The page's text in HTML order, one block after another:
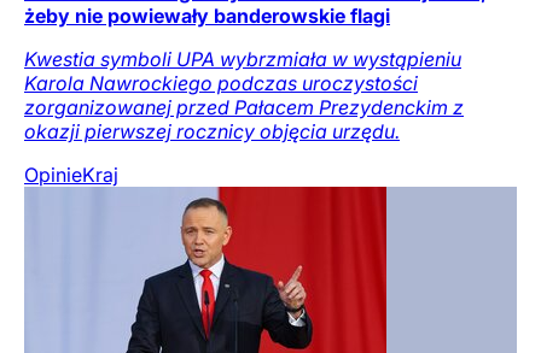
żeby nie powiewały banderowskie flagi
Kwestia symboli UPA wybrzmiała w wystąpieniu
Karola Nawrockiego podczas uroczystości
zorganizowanej przed Pałacem Prezydenckim z
okazji pierwszej rocznicy objęcia urzędu.
OpinieKraj